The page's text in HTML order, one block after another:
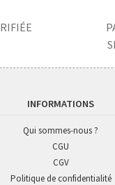
INFORMATIONS
Qui sommes-nous ?
CGU
CGV
Politique de confidentialité